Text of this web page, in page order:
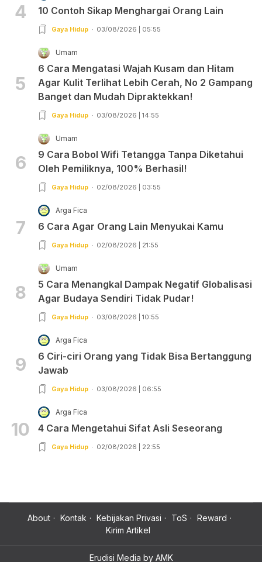
4 10 Contoh Sikap Menghargai Orang Lain
Gaya Hidup 03/08/2026 | 05:55
5
Umam
6 Cara Mengatasi Wajah Kusam dan Hitam
Agar Kulit Terlihat Lebih Cerah, No 2 Gampang
Banget dan Mudah Dipraktekkan!
Gaya Hidup 03/08/2026 | 14:55
6
Umam
9 Cara Bobol Wifi Tetangga Tanpa Diketahui
Oleh Pemiliknya, 100% Berhasil!
Gaya Hidup 02/08/2026 | 03:55
7
Arga Fica
6 Cara Agar Orang Lain Menyukai Kamu
Gaya Hidup 02/08/2026 | 21:55
8
Umam
5 Cara Menangkal Dampak Negatif Globalisasi
Agar Budaya Sendiri Tidak Pudar!
Gaya Hidup 03/08/2026 | 10:55
9
Arga Fica
6 Ciri-ciri Orang yang Tidak Bisa Bertanggung
Jawab
Gaya Hidup 03/08/2026 | 06:55
10
Arga Fica
4 Cara Mengetahui Sifat Asli Seseorang
Gaya Hidup 02/08/2026 | 22:55
About Kontak Kebijakan Privasi ToS
Reward
Kirim Artikel
Erudisi Media by AMK